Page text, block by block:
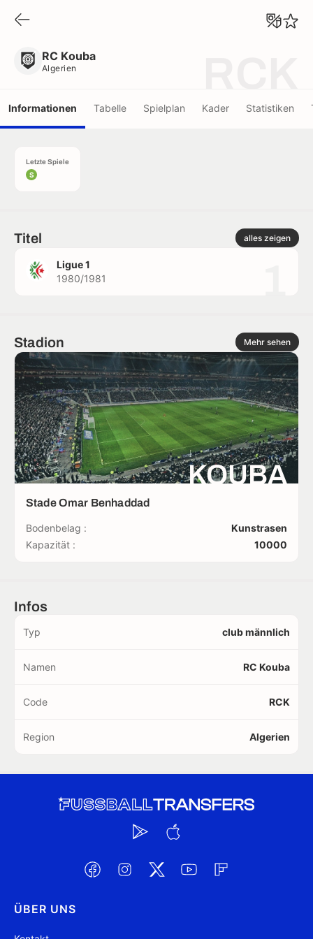
RC Kouba
Algerien
Informationen Tabelle Spielplan Kader Statistiken
Letzte Spiele
S
Titel alles zeigen
Ligue 1
1980/1981
Stadion Mehr sehen
KOUBA
Stade Omar Benhaddad
Bodenbelag :
Kunstrasen
Kapazität :
10000
Infos
Typ club männlich
Namen RC Kouba
Code RCK
Region Algerien
ÜBER UNS